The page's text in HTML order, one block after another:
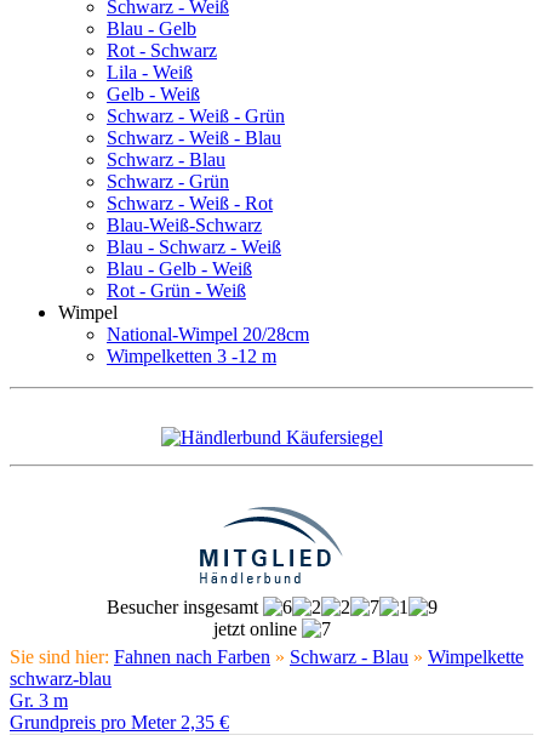
Schwarz - Weiß
Blau - Gelb
Rot - Schwarz
Lila - Weiß
Gelb - Weiß
Schwarz - Weiß - Grün
Schwarz - Weiß - Blau
Schwarz - Blau
Schwarz - Grün
Schwarz - Weiß - Rot
Blau-Weiß-Schwarz
Blau - Schwarz - Weiß
Blau - Gelb - Weiß
Rot - Grün - Weiß
Wimpel
National-Wimpel 20/28cm
Wimpelketten 3 -12 m
Besucher insgesamt
jetzt online
Sie sind hier: Fahnen nach Farben » Schwarz - Blau » Wimpelkette
schwarz-blau
Gr. 3 m
Grundpreis pro Meter 2,35 €